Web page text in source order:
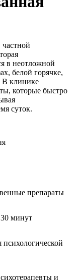
в неотложной
белой горячке,
В клинике
которые быстро
суток.
препараты
минут
психологической
и